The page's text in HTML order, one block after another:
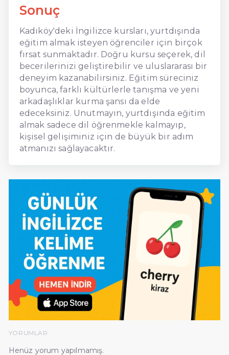
Sonuç
Kadıköy'deki İngilizce kursları, yurtdışında
eğitim almak isteyen öğrenciler için birçok
fırsat sunmaktadır. Doğru kursu seçerek, dil
becerilerinizi geliştirebilir ve uluslararası bir
deneyim kazanabilirsiniz. Eğitim süreciniz
boyunca, farklı kültürlerle tanışma ve yeni
arkadaşlıklar kurma şansı da elde
edeceksiniz. Unutmayın, yurtdışında eğitim
almak sadece dil öğrenmekle kalmayıp,
kişisel gelişiminiz için de büyük bir adım
atmanızı sağlayacaktır.
YORUMLAR
Henüz yorum yapılmamış.